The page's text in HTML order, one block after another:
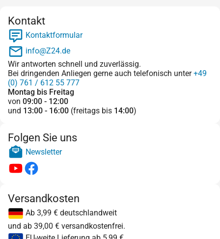
Kontakt
Kontaktformular
info@Z24.de
Wir antworten schnell und zuverlässig.
Bei dringenden Anliegen gerne auch telefonisch unter+49
(0) 761 / 612 55 777
Montag bis Freitag
von 09:00 - 12:00
und 13:00 - 16:00 (freitags bis 14:00)
Folgen Sie uns
Newsletter
Versandkosten
Ab 3,99 € deutschlandweit
und ab 39,00 € versandkostenfrei.